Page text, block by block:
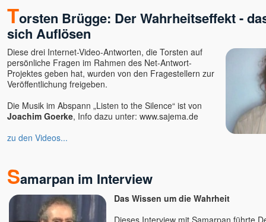
Torsten Brügge: Der Wahrheitseffekt -
sich Auflösen
Diese drei Internet-Video-Antworten, die Torsten auf
persönliche Fragen im Rahmen des Net-Antwort-
Projektes geben hat, wurden von den Fragestellern zur
Veröffentlichung freigeben.
Die Musik im Abspann „Listen to the Silence“ ist von
Joachim Goerke, Info dazu unter: www.sajema.de
zu den Videos...
Samarpan im Interview
Das Wissen um die Wahrheit
Dieses Interview mit Samarpan führte